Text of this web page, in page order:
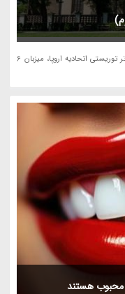
پراگ، مرکز جمهوری چک، با قرارگیری در بین 10 شهر برتر توریستی اتحادیه اروپا، میزبان 6